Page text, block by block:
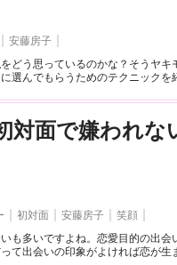
安藤房子
どう思っているのかな？そうヤキ
選んでもらうためのテクニックを
対面で嫌われな
初対面 安藤房子
笑顔
も多いですよね。恋愛目的の出会
て出会いの印象がよければ恋が生